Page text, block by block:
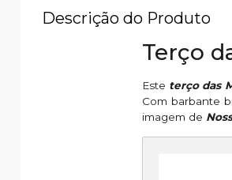
Descrição do Produto
Terço
Este terço das
Com barbante
imagem de